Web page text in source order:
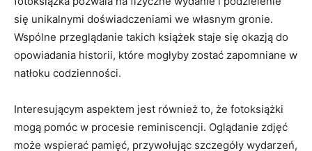
się⁢ unikalnymi doświadczeniami we własnym gronie.​
Wspólne przeglądanie​ takich książek staje się ⁢okazją‍ do
opowiadania historii, które mogłyby zostać zapomniane​ w
natłoku codzienności.
Interesującym aspektem jest⁣ również to, że fotoksiążki
‌mogą⁣ pomóc w​ procesie reminiscencji. Oglądanie ⁤zdjęć
może⁣ wspierać pamięć, przywołując szczegóły wydarzeń,